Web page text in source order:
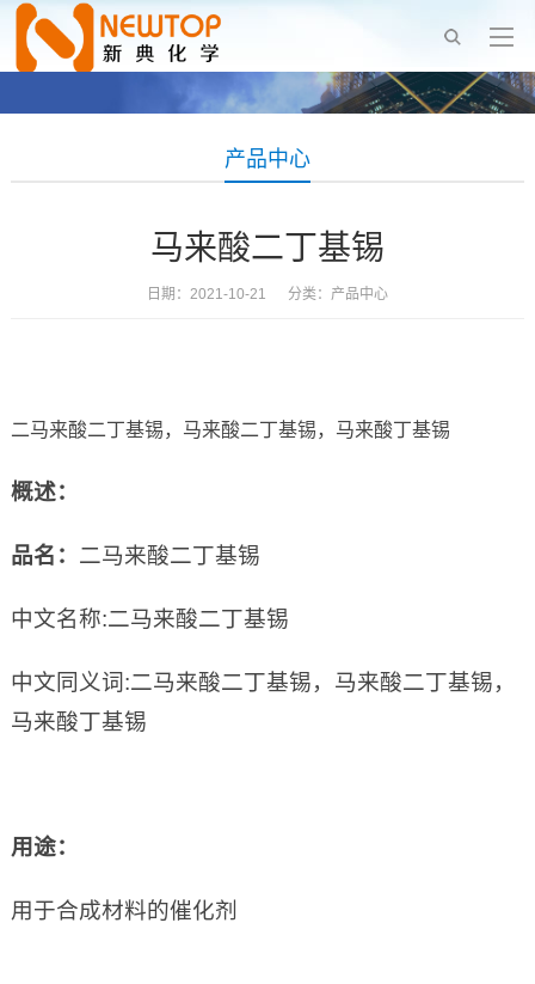
产品中心
马来酸二丁基锡
日期：2021-10-21 分类： 产品中心
二马来酸二丁基锡，马来酸二丁基锡，马来酸丁基锡
概述：
品名： 二马来酸二丁基锡
中文名称:二马来酸二丁基锡
中文同义词:二马来酸二丁基锡，马来酸二丁基锡，
马来酸丁基锡
用途：
用于合成材料的催化剂